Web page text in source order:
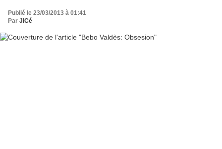
Publié le 23/03/2013 à 01:41
Par JiCé